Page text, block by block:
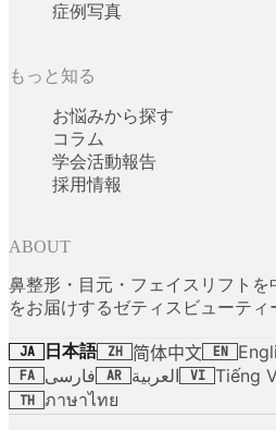
症例写真
もっと知る
お悩みから探す
コラム
学会活動報告
採用情報
ABOUT
鼻整形・目元・フェイスリフト
をお届けするゼティスビューティ
JA 日本語 ZH 简体中文 EN
FA فارسی AR العربية VI Tiếng
TH ภาษาไทย